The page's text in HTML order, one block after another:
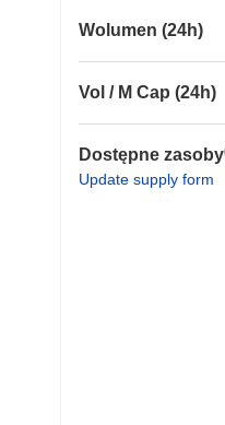
Wolumen (24h)
Vol / M Cap (24h)
Dostępne zasoby
Update supply form